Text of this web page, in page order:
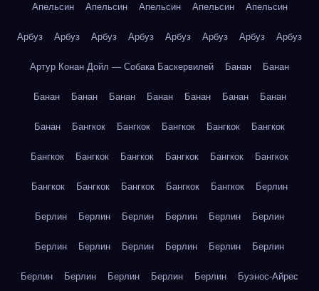
Апельсин Апельсин Апельсин Апельсин Апельсин
Арбуз Арбуз Арбуз Арбуз Арбуз Арбуз Арбуз Арбуз
Артур Конан Дойл — Собака Баскервилей Банан Банан
Банан Банан Банан Банан Банан Банан Банан
Банан Бангкок Бангкок Бангкок Бангкок Бангкок
Бангкок Бангкок Бангкок Бангкок Бангкок Бангкок
Бангкок Бангкок Бангкок Бангкок Бангкок Берлин
Берлин Берлин Берлин Берлин Берлин Берлин
Берлин Берлин Берлин Берлин Берлин Берлин
Берлин Берлин Берлин Берлин Берлин Буэнос-Айрес